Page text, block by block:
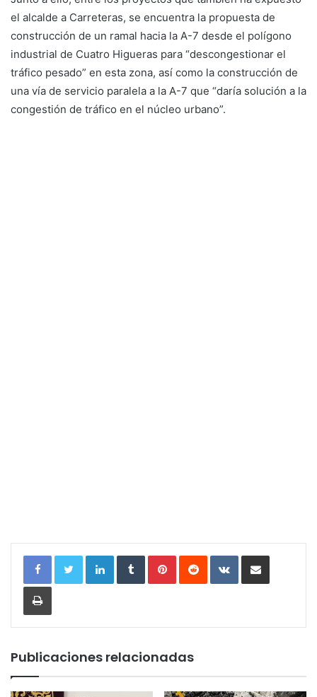
el alcalde a Carreteras, se encuentra la propuesta de
construcción de un ramal hacia la A-7 desde el polígono
industrial de Cuatro Higueras para “descongestionar el
tráfico pesado” en esta zona, así como la construcción de
una vía de servicio paralela a la A-7 que “daría solución a la
congestión de tráfico en el núcleo urbano”.
LinkedInTumblrPinterestReddit VKontakteCompartir por correo
Imprimir
Publicaciones relacionadas